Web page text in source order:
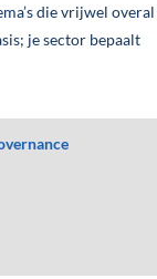
die vrijwel overal
je sector bepaalt